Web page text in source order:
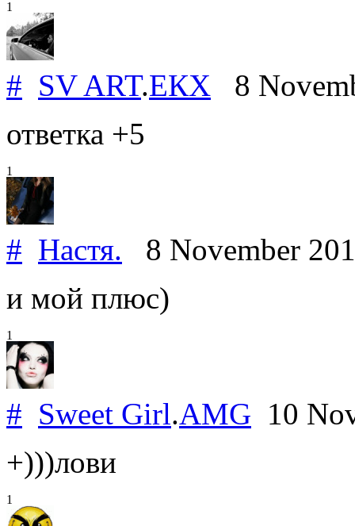
1
# SV ART.ЕКХ 8
ответка +5
1
# Настя. 8 November
и мой плюс)
1
# Sweet Girl.AMG 10
+)))лови
1